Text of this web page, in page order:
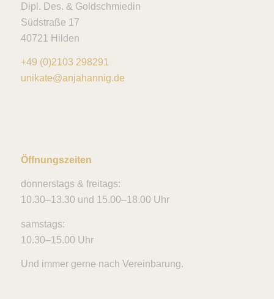
Dipl. Des. & Goldschmiedin
Südstraße 17
40721 Hilden
+49 (0)2103 298291
unikate@anjahannig.de
Öffnungszeiten
donnerstags & freitags:
10.30–13.30 und 15.00–18.00 Uhr
samstags:
10.30–15.00 Uhr
Und immer gerne nach Vereinbarung.